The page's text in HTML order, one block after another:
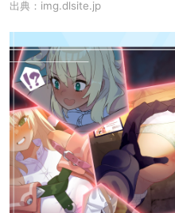
出典： img.dlsite.jp